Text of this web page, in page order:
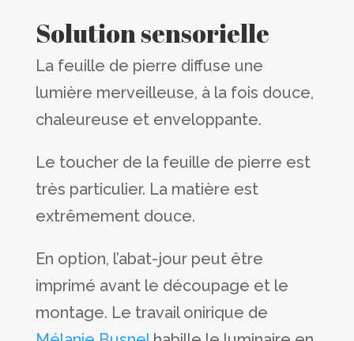
Solution sensorielle
La feuille de pierre diffuse une
lumière merveilleuse, à la fois douce,
chaleureuse et enveloppante.
Le toucher de la feuille de pierre est
très particulier. La matière est
extrêmement douce.
En option, l’abat-jour peut être
imprimé avant le découpage et le
montage. Le travail onirique de